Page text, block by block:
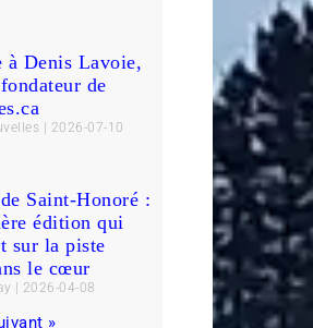
à Denis Lavoie,
de
2026-07-10
Saint-Honoré :
édition qui
sur la piste
le cœur
2026-04-08
»